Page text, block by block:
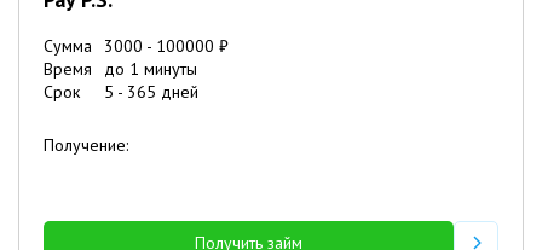
Сумма 3000 - 100000 ₽
Время
до 1 минуты
Срок
5 - 365 дней
Получение:
Получить займ